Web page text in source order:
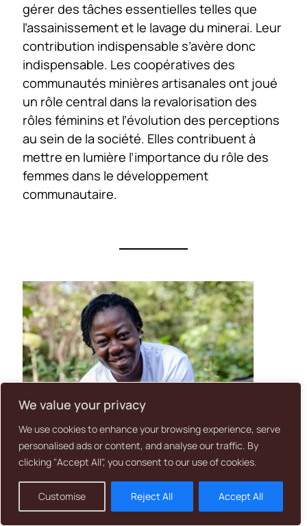
We value your privacy
We use cookies to enhance your browsing experience, serve
personalised ads or content, and analyse our traffic. By
clicking "Accept All", you consent to our use of cookies.
Customise Reject All Accept All
gérer des tâches essentielles telles que
l’assainissement et le lavage du minerai. Leur
contribution indispensable s’avère donc
indispensable. Les coopératives des
communautés minières artisanales ont joué
un rôle central dans la revalorisation des
rôles féminins et l’évolution des perceptions
au sein de la société. Elles contribuent à
mettre en lumière l’importance du rôle des
femmes dans le développement
communautaire.